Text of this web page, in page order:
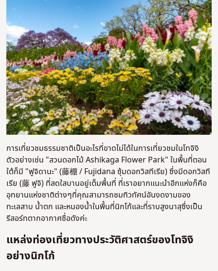
การเที่ยวชมธรรมชาติเป็นอะไรที่ขาดไม่ได้ในการเที่ยวชมในโทจิงิ
ตัวอย่างเช่น "สวนดอกไม้ Ashikaga Flower Park" ในพื้นที่ตอน
ใต้ก็มี "ฟูจิดานะ" (藤棚 / Fujidana ซุ้มดอกวิสทีเรีย) ซึ่งมีดอกวิสที
เรีย (藤 ฟูจิ) ที่สดใสบานอยู่เต็มพื้นที่ ที่เราอยากแนะนำอีกแห่งก็คือ
อุทยานแห่งชาติต่างๆที่คุณสามารถชมทิวทัศน์อันงดงามของ
ทะเลสาบ น้ำตก และหนองน้ำในพื้นที่นิกโก้และที่ราบสูงนาสุซึ่งเป็น
รีสอร์ทตากอากาศชื่อดังค่ะ
แหล่งท่องเที่ยวทางประวัติศาสตร์ของโทจิงิ
อย่างนิกโก้